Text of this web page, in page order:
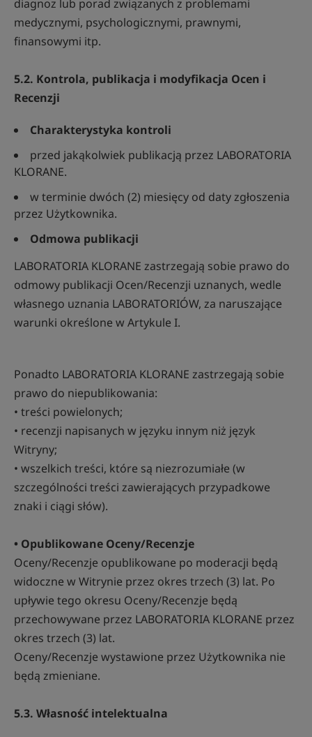
diagnoz lub porad związanych z problemami
medycznymi, psychologicznymi, prawnymi,
finansowymi itp.
5.2. Kontrola, publikacja i modyfikacja Ocen i
Recenzji
Charakterystyka kontroli
przed jakąkolwiek publikacją przez LABORATORIA
KLORANE.
w terminie dwóch (2) miesięcy od daty zgłoszenia
przez Użytkownika.
Odmowa publikacji
LABORATORIA KLORANE zastrzegają sobie prawo do
odmowy publikacji Ocen/Recenzji uznanych, wedle
własnego uznania LABORATORIÓW, za naruszające
warunki określone w Artykule I.
Ponadto LABORATORIA KLORANE zastrzegają sobie
prawo do niepublikowania:
• treści powielonych;
• recenzji napisanych w języku innym niż język
Witryny;
• wszelkich treści, które są niezrozumiałe (w
szczególności treści zawierających przypadkowe
znaki i ciągi słów).
• Opublikowane Oceny/Recenzje
Oceny/Recenzje opublikowane po moderacji będą
widoczne w Witrynie przez okres trzech (3) lat. Po
upływie tego okresu Oceny/Recenzje będą
przechowywane przez LABORATORIA KLORANE przez
okres trzech (3) lat.
Oceny/Recenzje wystawione przez Użytkownika nie
będą zmieniane.
5.3. Własność intelektualna